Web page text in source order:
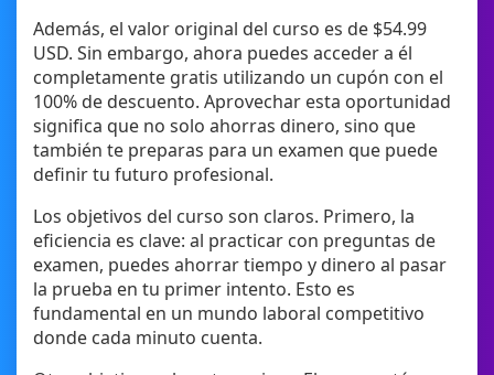
Además, el valor original del curso es de $54.99
USD. Sin embargo, ahora puedes acceder a él
completamente gratis utilizando un cupón con el
100% de descuento. Aprovechar esta oportunidad
significa que no solo ahorras dinero, sino que
también te preparas para un examen que puede
definir tu futuro profesional.
Los objetivos del curso son claros. Primero, la
eficiencia es clave: al practicar con preguntas de
examen, puedes ahorrar tiempo y dinero al pasar
la prueba en tu primer intento. Esto es
fundamental en un mundo laboral competitivo
donde cada minuto cuenta.